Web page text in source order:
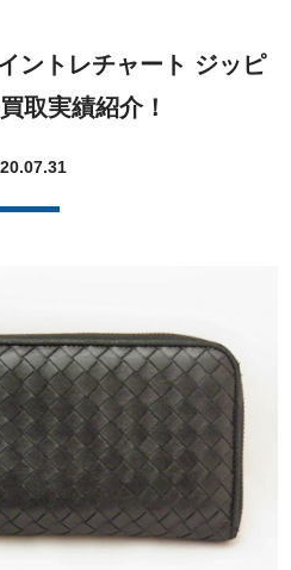
ントレチャート ジッピ
取実績紹介！